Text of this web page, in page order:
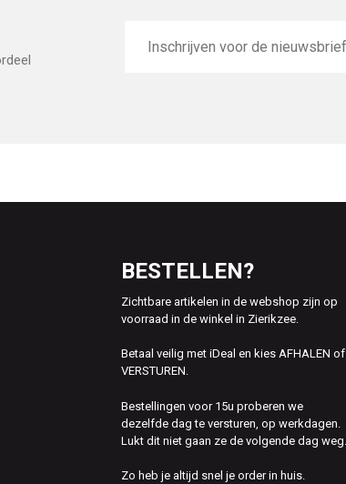
mailadres
BESTELLEN?
Zichtbare artikelen in de webshop zijn op
voorraad in de winkel in Zierikzee.
Betaal veilig met iDeal en kies AFHALEN of
VERSTUREN.
Bestellingen voor 15u proberen we
dezelfde dag te versturen, op werkdagen.
Lukt dit niet gaan ze de volgende dag weg.
Zo heb je altijd snel je order in huis.